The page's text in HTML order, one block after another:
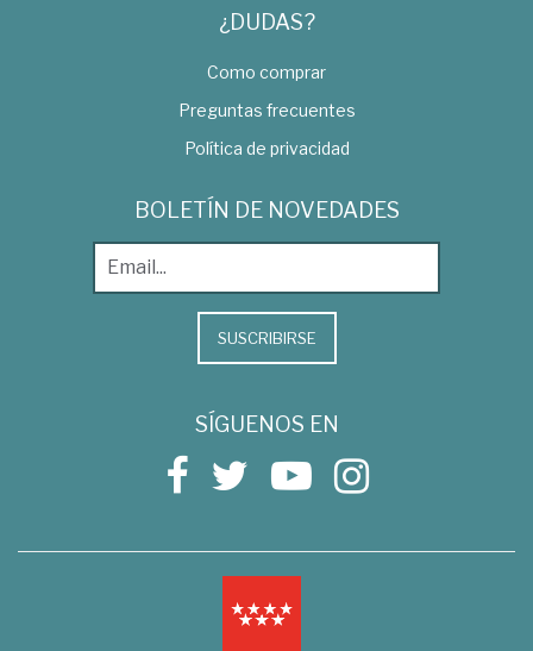
¿DUDAS?
Como comprar
Preguntas frecuentes
Política de privacidad
BOLETÍN DE NOVEDADES
SUSCRIBIRSE
SÍGUENOS EN